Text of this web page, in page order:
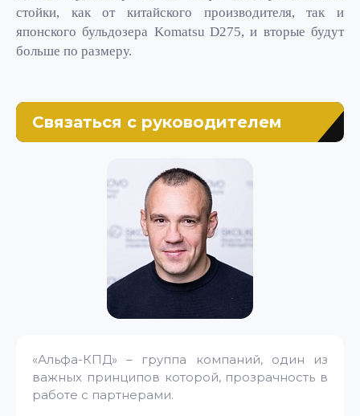
стойки, как от китайского производителя, так и
японского бульдозера Komatsu D275, и вторые будут
больше по размеру.
Связаться с руководителем
«Альфа-КПД» – группа компаний, один из
важных принципов которой, прозрачность в
работе с партнерами.